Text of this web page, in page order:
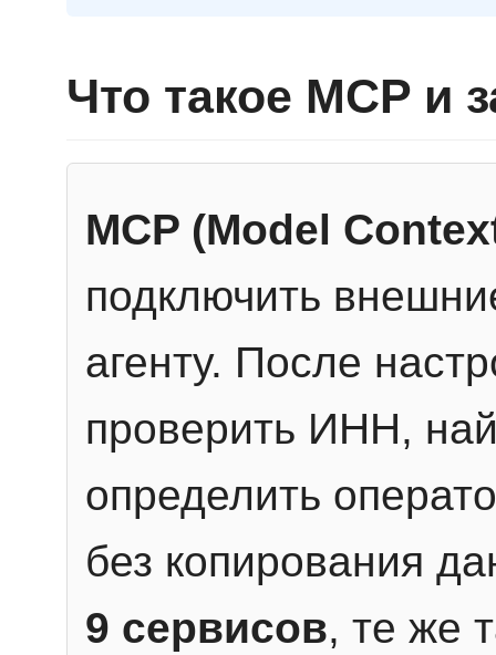
Что такое MCP и
MCP (Model
подключить
агенту. После
проверить ИНН,
определить
без копирования
9 сервисов, те же